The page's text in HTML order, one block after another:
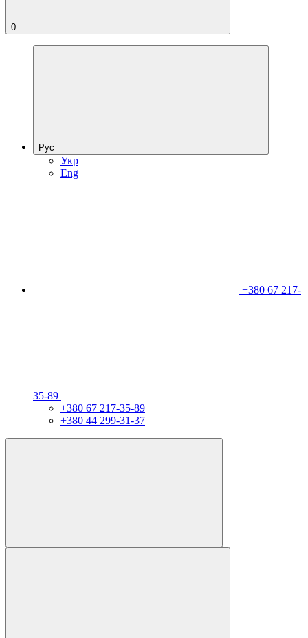
0
Рус
Укр
Eng
+380 67 217-
35-89
+380 67 217-35-89
+380 44 299-31-37